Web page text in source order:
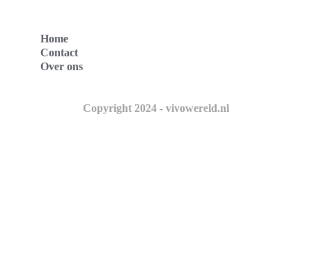
Home
Contact
Over ons
Copyright 2024 - vivowereld.nl